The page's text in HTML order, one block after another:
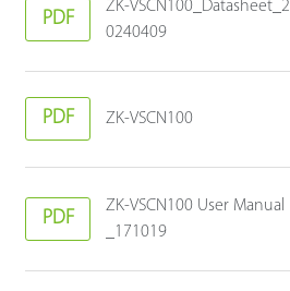
PDF
ZK-VSCN100_Datasheet_2
0240409
PDF ZK-VSCN100
PDF
ZK-VSCN100 User Manual
_171019